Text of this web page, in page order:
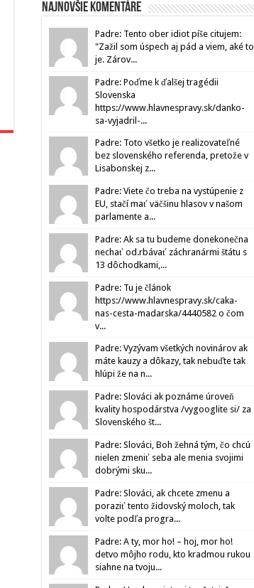
Najnovšie komentáre
Padre: Tento ober idiot píše citujem:
"Zažil som úspech aj pád a viem, aké to
je. Zárov...
Padre: Poďme k ďalšej tragédii
Slovenska
https://www.hlavnespravy.sk/danko-
sa-vyjadril-...
Padre: Toto všetko je realizovateľné
bez slovenského referenda, pretože v
Lisabonskej z...
Padre: Viete čo treba na vystúpenie z
EU, stačí mať väčšinu hlasov v našom
parlamente a...
Padre: Ak sa tu budeme donekonečna
nechať od.rbávať záchranármi štátu s
13 dôchodkami,...
Padre: Tu je článok
https://www.hlavnespravy.sk/caka-
nas-cesta-madarska/4440582 o čom
v...
Padre: Vyzývam všetkých novinárov ak
máte kauzy a dôkazy, tak nebuďte tak
hlúpi že na n...
Padre: Slováci ak poznáme úroveň
kvality hospodárstva /vygooglite si/ za
Slovenského št...
Padre: Slováci, Boh žehná tým, čo chcú
nielen zmeniť seba ale menia svojimi
dobrými sku...
Padre: Slováci, ak chcete zmenu a
poraziť tento židovský moloch, tak
volte podľa progra...
Padre: A ty, mor ho! – hoj, mor ho!
detvo môjho rodu, kto kradmou rukou
siahne na tvoju...